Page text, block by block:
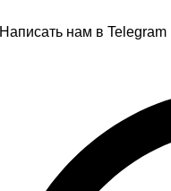
Написать нам в Telegram